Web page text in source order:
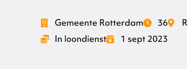
Gemeente Rotterdam 36
In loondienst
1 sept 2023